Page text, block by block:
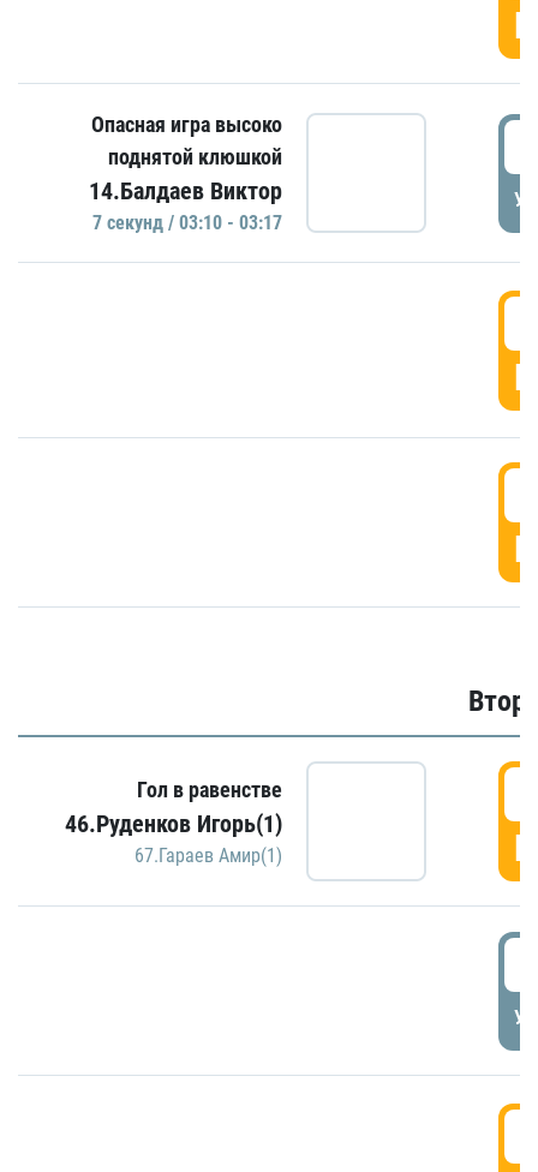
Опасная игра высоко
поднятой клюшкой
14.Балдаев Виктор
7 секунд / 03:10 - 03:17
Гол в равенстве
46.Руденков Игорь(1)
67.Гараев Амир(1)